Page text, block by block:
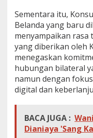
Sementara itu,
Belanda yang baru
menyampaikan rasa
yang diberikan oleh
menegaskan
hubungan bilateral
namun dengan
digital dan
BACA JUGA :
Dianiaya 'Sang